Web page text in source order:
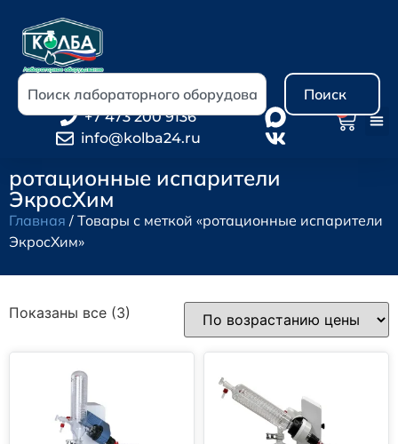
Поиск
+7 473 200 9136
info@kolba24.ru
ротационные испарители
ЭкросХим
Главная / Товары с меткой «ротационные испарители
ЭкросХим»
Показаны все (3)